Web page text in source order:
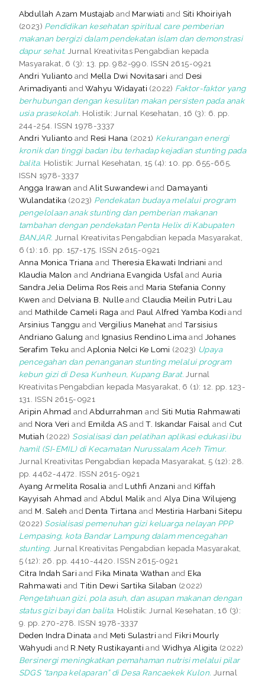
Abdullah Azam Mustajab and Marwiati and Siti Khoiriyah
(2023) Pendidikan kesehatan spiritual care pemberian
makanan bergizi dalam pendekatan islam dan demonstrasi
dapur sehat. Jurnal Kreativitas Pengabdian kepada
Masyarakat, 6 (3): 13. pp. 982-990. ISSN 2615-0921
Andri Yulianto and Mella Dwi Novitasari and Desi
Arimadiyanti andWahyu Widayati (2022) Faktor-faktor yang
berhubungan dengan kesulitan makan persisten pada anak
usia prasekolah. Holistik: Jurnal Kesehatan, 16 (3): 6. pp.
244-254. ISSN 1978-3337
Andri Yulianto and Resi Hana (2021) Kekurangan energi
kronik dan tinggi badan ibu terhadap kejadian stunting pada
balita. Holistik: Jurnal Kesehatan, 15 (4): 10. pp. 655-665.
ISSN 1978-3337
Angga Irawan andAlit Suwandewi and Damayanti
Wulandatika (2023) Pendekatan budaya melalui program
pengelolaan anak stunting dan pemberian makanan
tambahan dengan pendekatan Penta Helix di Kabupaten
BANJAR. Jurnal Kreativitas Pengabdian kepada Masyarakat,
6 (1): 16. pp. 157-175. ISSN 2615-0921
Anna Monica Triana and Theresia Ekawati Indriani and
Klaudia Malon and Andriana Evangida Usfal andAuria
Sandra Jelia Delima Ros Reis and Maria Stefania Conny
Kwen and Delviana B. Nulleand Claudia Meilin Putri Lau
and Mathilde Cameli Raga and Paul Alfred Yamba Kodi and
Arsinius Tanggu and Vergilius Manehat andTarsisius
Andriano Galung and Ignasius Rendino Lima andJohanes
Serafim Teku andAplonia Nelci Ke Lomi (2023) Upaya
pencegahan dan penanganan stunting melalui program
kebun gizi di Desa Kunheun, Kupang Barat. Jurnal
Kreativitas Pengabdian kepada Masyarakat, 6 (1): 12. pp. 123-
131. ISSN 2615-0921
Aripin Ahmad andAbdurrahman and Siti Mutia Rahmawati
and Nora Veri and Emilda AS andT. Iskandar Faisal and Cut
Mutiah (2022) Sosialisasi dan pelatihan aplikasi edukasi ibu
hamil (SI-EMIL) di Kecamatan Nurussalam Aceh Timur.
Jurnal Kreativitas Pengabdian kepada Masyarakat, 5 (12): 28.
pp. 4462-4472. ISSN 2615-0921
Ayang Armelita Rosalia and Luthfi Anzani and Kiffah
Kayyisah Ahmad andAbdul Malik and Alya Dina Wilujeng
and M. Saleh and Denta Tirtana and Mestiria Harbani Sitepu
(2022) Sosialisasi pemenuhan gizi keluarga nelayan PPP
Lempasing, kota Bandar Lampung dalam mencegahan
stunting. Jurnal Kreativitas Pengabdian kepada Masyarakat,
5 (12): 26. pp. 4410-4420. ISSN 2615-0921
Citra Indah Sari and Fika Minata Wathan and Eka
Rahmawati andTitin Dewi Sartika Silaban (2022)
Pengetahuan gizi, pola asuh, dan asupan makanan dengan
status gizi bayi dan balita. Holistik: Jurnal Kesehatan, 16 (3):
9. pp. 270-278. ISSN 1978-3337
Deden Indra Dinata and Meti Sulastri and Fikri Mourly
Wahyudi and R.Nety Rustikayanti andWidhya Aligita (2022)
Bersinergi meningkatkan pemahaman nutrisi melalui pilar
SDGS “tanpa kelaparan” di Desa Rancaekek Kulon. Jurnal